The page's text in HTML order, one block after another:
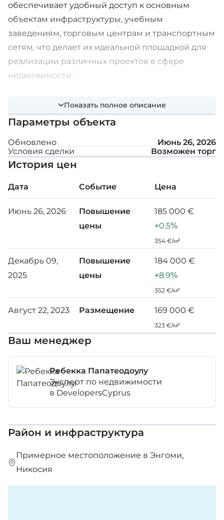
обеспечивает удобный доступ к основным
объектам инфраструктуры, учебным
заведениям, торговым центрам и транспортным
сетям, что делает их идеальной площадкой для
реализации различных проектов в сфере
недвижимости.
такие факторы, как инфраструктура,
благоустройство территории и экологическая
устойчивость, что обеспечивает
сбалансированное и гармоничное развитие.
Аэропорт: 35 мин
До моря: 40 мин
Торговые центры: 5 мин
Поле для гольфа: 50 мин
Коэффициент застройки: 35 %
Площадь участка: 523 м² – 659 м²
Цена: 185 000 – 210 000 евро + НДС
Показать полное описание
Параметры объекта
Обновлено
Июнь 26, 2026
Условия сделки
Возможен торг
История цен
Дата Событие Цена
Июнь 26, 2026
Повышение
цены
185 000 €
+0.5%
354 €/м²
Декабрь 09,
2025
Повышение
цены
184 000 €
+8.9%
352 €/м²
Август 22, 2023 Размещение 169 000 €
323 €/м²
Ваш менеджер
Ребекка Папатеодоулу
Эксперт по недвижимости
в DevelopersCyprus
Район и инфраструктура
Примерное местоположение в Энгоми,
Никосия